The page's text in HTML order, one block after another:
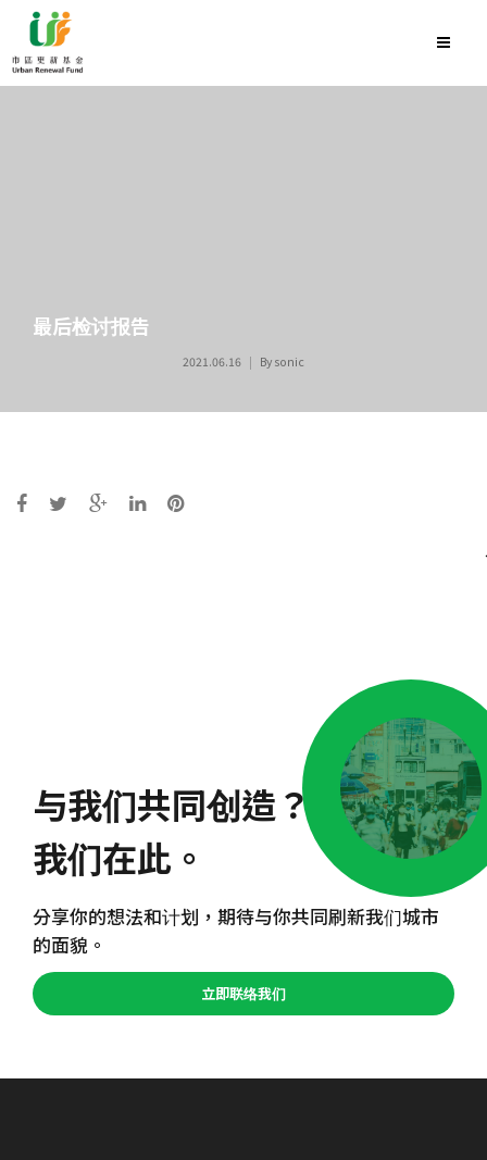
最后检讨报告
2021.06.16 By sonic
与我们共同创造？
我们在此。
分享你的想法和计划，期待与你共同刷新我们城市
的面貌。
立即联络我们